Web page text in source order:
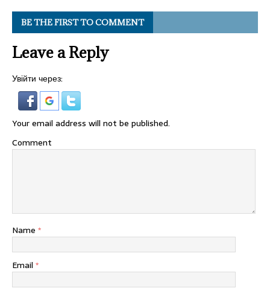
BE THE FIRST TO COMMENT
Leave a Reply
Увійти через:
Your email address will not be published.
Comment
Name *
Email *